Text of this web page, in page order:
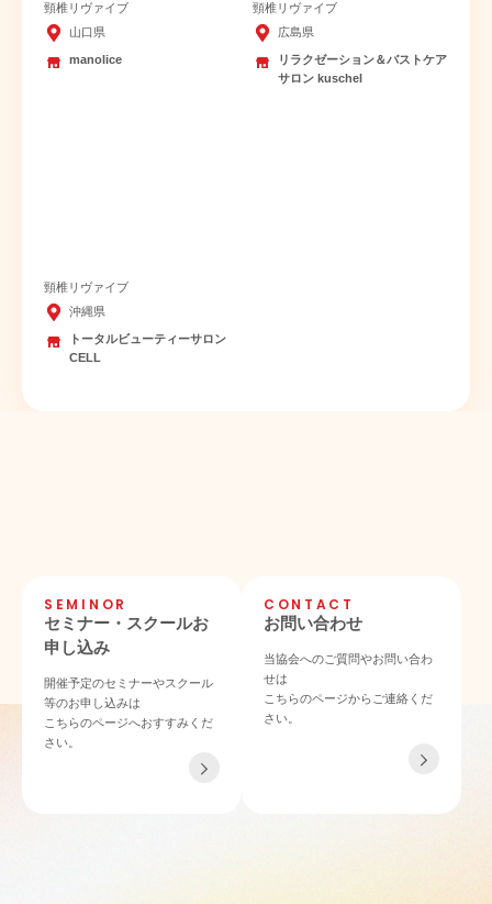
頸椎リヴァイブ
山口県
manolice
頸椎リヴァイブ
広島県
リラクゼーション＆バストケア
サロン kuschel
頸椎リヴァイブ
沖縄県
トータルビューティーサロン
CELL
SEMINOR
セミナー・スクールお
申し込み
開催予定のセミナーやスクール
等のお申し込みは
こちらのページへおすすみくだ
さい。
CONTACT
お問い合わせ
当協会へのご質問やお問い合わ
せは
こちらのページからご連絡くだ
さい。
〒532-0011 大阪府大阪市淀川区西中島4-3-21 NLCセントラルビル901